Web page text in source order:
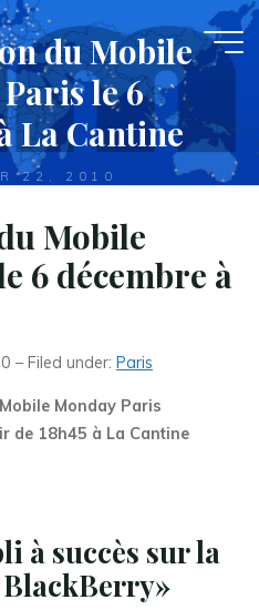
du Mobile
le 6
La Cantine
22, 2010
Mobile
6 décembre à
– Filed under:Paris
Monday Paris
de 18h45 à La Cantine
à succès sur la